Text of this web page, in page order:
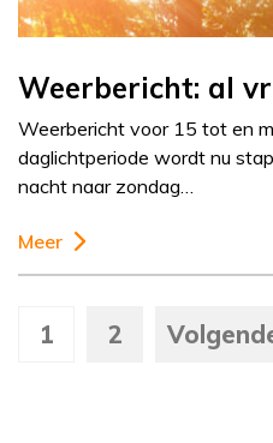
Weerbericht: al
Weerbericht voor 15 tot en
daglichtperiode wordt nu
nacht naar zondag…
Meer
1 2